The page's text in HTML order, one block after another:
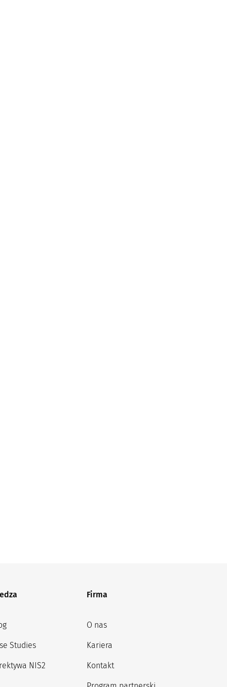
Studies
NIS2
Firma
O nas
Kariera
Kontakt